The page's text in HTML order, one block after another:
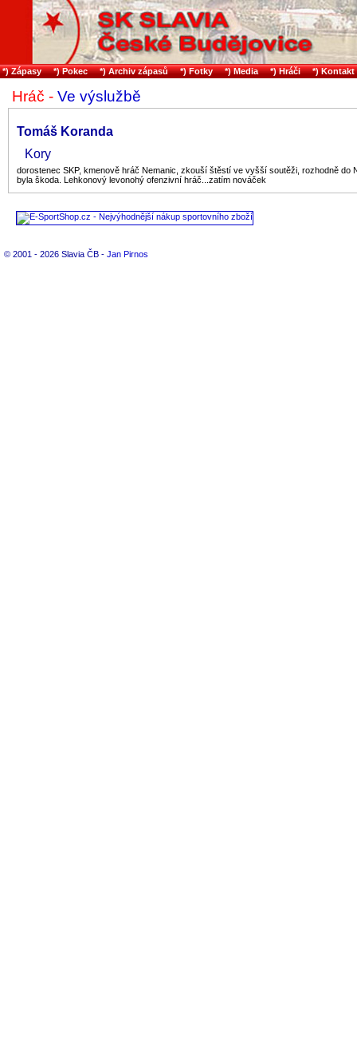
*) Zápasy *) Pokec *) Archiv zápasů *) Fotky *) Media *) Hráči *) Kontakt
Hráč - Ve výslužbě
Tomáš Koranda
Kory
dorostenec SKP, kmenově hráč Nemanic, zkouší štěstí ve vyšší soutěži, rozhodně do
byla škoda. Lehkonový levonohý ofenzivní hráč...zatím nováček
© 2001 - 2026 Slavia ČB - Jan Pirnos